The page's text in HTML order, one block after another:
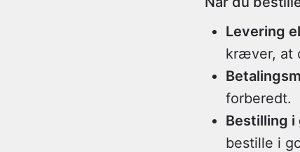
Levering
kræver, at
forberedt.
Bestilling i
bestille i